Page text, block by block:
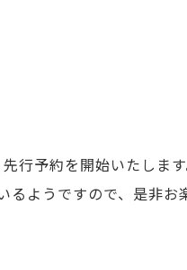
行予約を開始いたします
ようですので、是非お